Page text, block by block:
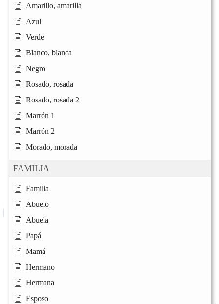
Amarillo, amarilla
Azul
Verde
Blanco, blanca
Negro
Rosado, rosada
Rosado, rosada 2
Marrón 1
Marrón 2
Morado, morada
FAMILIA
Familia
Abuelo
Abuela
Papá
Mamá
Hermano
Hermana
Esposo